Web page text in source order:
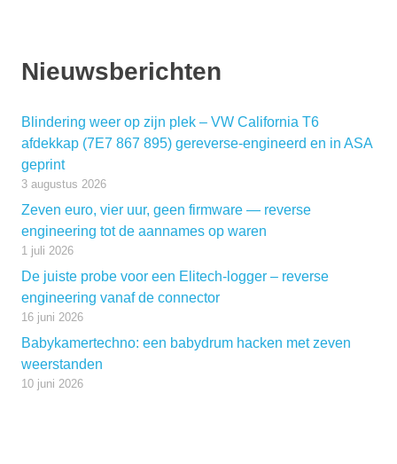
Nieuwsberichten
Blindering weer op zijn plek – VW California T6
afdekkap (7E7 867 895) gereverse-engineerd en in ASA
geprint
3 augustus 2026
Zeven euro, vier uur, geen firmware — reverse
engineering tot de aannames op waren
1 juli 2026
De juiste probe voor een Elitech-logger – reverse
engineering vanaf de connector
16 juni 2026
Babykamertechno: een babydrum hacken met zeven
weerstanden
10 juni 2026